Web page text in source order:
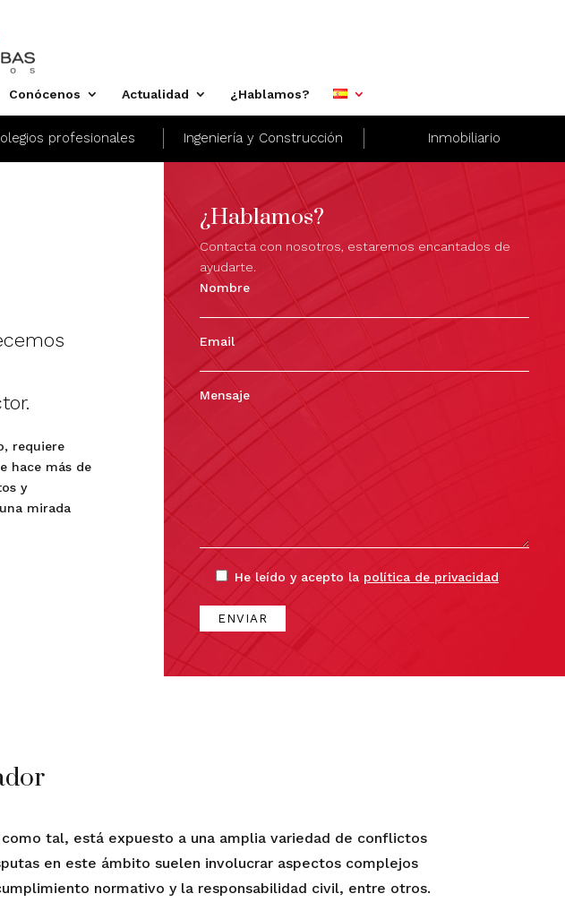
Conócenos Actualidad ¿Hablamos?
profesionales Ingeniería y Construcción Inmobiliario
requiere
hace más de
y
mirada
¿Hablamos?
Contacta con nosotros, estaremos encantados de
ayudarte.
Nombre
Email
Mensaje
He leído y acepto la política de privacidad
tal, está expuesto a una amplia variedad de conflictos
en este ámbito suelen involucrar aspectos complejos
normativo y la responsabilidad civil, entre otros.